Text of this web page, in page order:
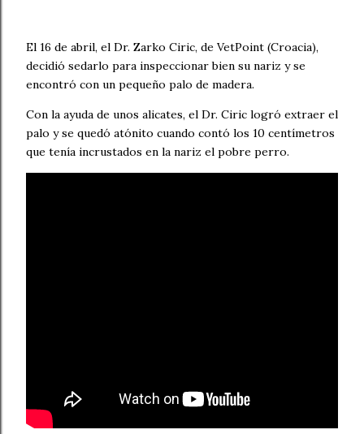
El 16 de abril, el Dr. Zarko Ciric, de VetPoint (Croacia),
decidió sedarlo para inspeccionar bien su nariz y se
encontró con un pequeño palo de madera.
Con la ayuda de unos alicates, el Dr. Ciric logró extraer el
palo y se quedó atónito cuando contó los 10 centímetros
que tenía incrustados en la nariz el pobre perro.